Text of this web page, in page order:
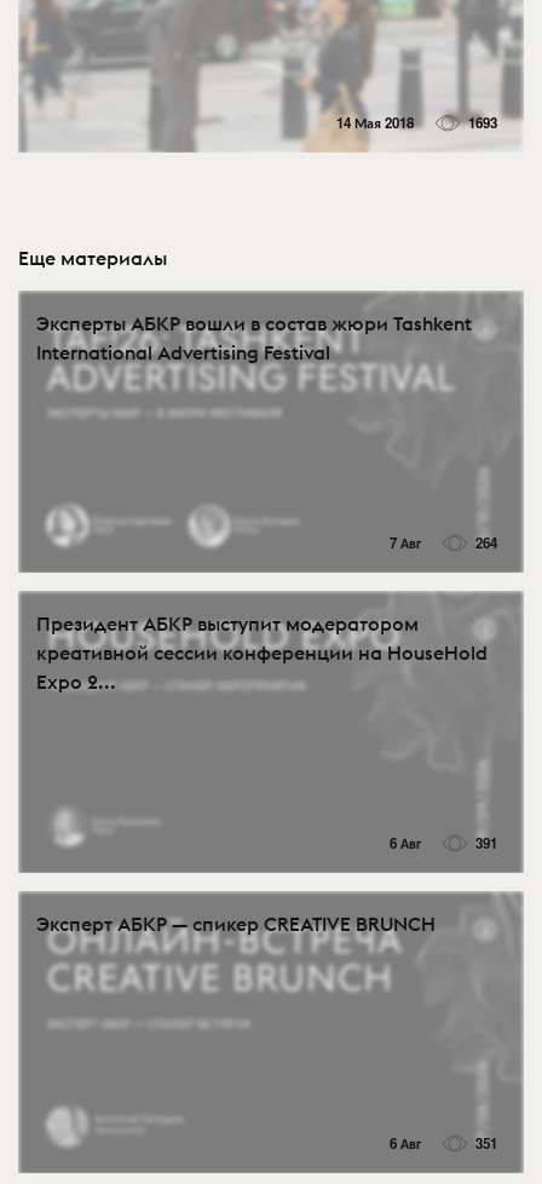
14 Мая 2018 1693
Еще материалы
Эксперты АБКР вошли в состав жюри Tashkent
International Advertising Festival
7 Авг 264
Президент АБКР выступит модератором
креативной сессии конференции на HouseHold
Expo 2...
6 Авг 391
Эксперт АБКР — спикер CREATIVE BRUNCH
6 Авг 351